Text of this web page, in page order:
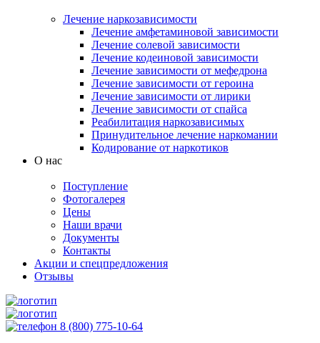
Лечение наркозависимости
Лечение амфетаминовой зависимости
Лечение солевой зависимости
Лечение кодеиновой зависимости
Лечение зависимости от мефедрона
Лечение зависимости от героина
Лечение зависимости от лирики
Лечение зависимости от спайса
Реабилитация наркозависимых
Принудительное лечение наркомании
Кодирование от наркотиков
О нас
Поступление
Фотогалерея
Цены
Наши врачи
Документы
Контакты
Акции и спецпредложения
Отзывы
8 (800) 775-10-64